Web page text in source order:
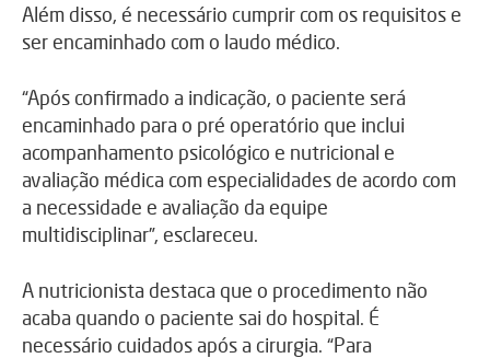
Além disso, é necessário cumprir com os requisitos e
ser encaminhado com o laudo médico.
“Após confirmado a indicação, o paciente será
encaminhado para o pré operatório que inclui
acompanhamento psicológico e nutricional e
avaliação médica com especialidades de acordo com
a necessidade e avaliação da equipe
multidisciplinar”, esclareceu.
A nutricionista destaca que o procedimento não
acaba quando o paciente sai do hospital. É
necessário cuidados após a cirurgia. “Para